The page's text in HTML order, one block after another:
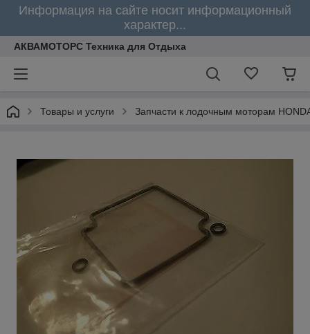
Информация на сайте носит информационный
характер...
АКВАМОТОРС Техника для Отдыха
Товары и услуги Запчасти к лодочным моторам